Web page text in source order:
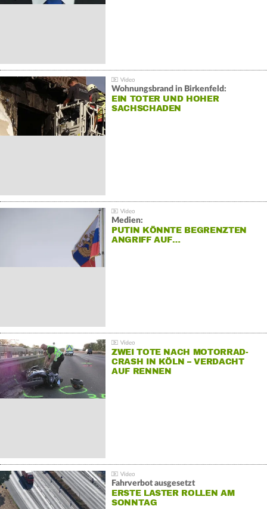
Wohnungsbrand in Birkenfeld:
EIN TOTER UND HOHER
SACHSCHADEN
Medien:
PUTIN KÖNNTE BEGRENZTEN
ANGRIFF AUF…
ZWEI TOTE NACH MOTORRAD-
CRASH IN KÖLN – VERDACHT
AUF RENNEN
Fahrverbot ausgesetzt
ERSTE LASTER ROLLEN AM
SONNTAG